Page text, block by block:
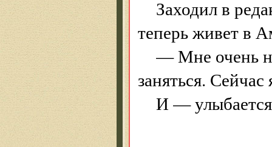
Заходил в
теперь живет в
— Мне очень
заняться.
И —